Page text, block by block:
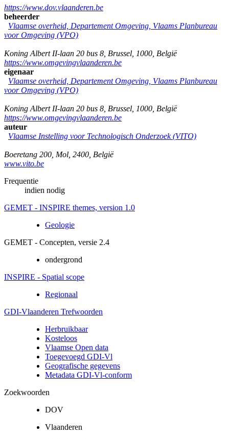
https://www.dov.vlaanderen.be
beheerder
Vlaamse overheid, Departement Omgeving, Vlaams Planbureau
voor Omgeving (VPO)
Koning Albert II-laan 20 bus 8 Brussel 1000 België
https://www.omgevingvlaanderen.be
eigenaar
Vlaamse overheid, Departement Omgeving, Vlaams Planbureau
voor Omgeving (VPO)
Koning Albert II-laan 20 bus 8 Brussel 1000 België
https://www.omgevingvlaanderen.be
auteur
Vlaamse Instelling voor Technologisch Onderzoek (VITO)
Boeretang 200 Mol 2400 België
www.vito.be
Frequentie
indien nodig
GEMET - INSPIRE themes, version 1.0
Geologie
GEMET - Concepten, versie 2.4
ondergrond
INSPIRE - Spatial scope
Regionaal
GDI-Vlaanderen Trefwoorden
Herbruikbaar
Kosteloos
Vlaamse Open data
Toegevoegd GDI-Vl
Geografische gegevens
Metadata GDI-Vl-conform
Zoekwoorden
DOV
Vlaanderen